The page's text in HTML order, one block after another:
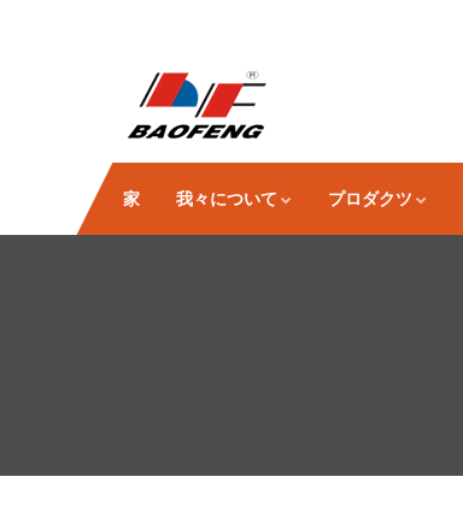
家 我々について プロダクツ